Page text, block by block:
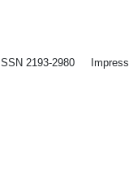
ISSN 2193-2980